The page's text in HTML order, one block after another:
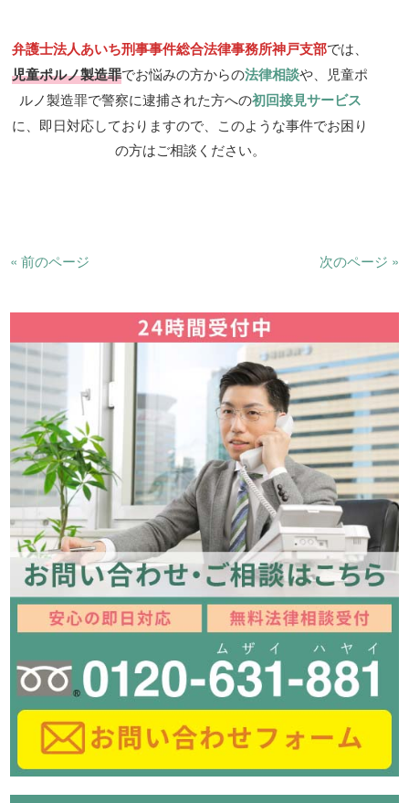
弁護士法人あいち刑事事件総合法律事務所神戸支部では、
児童ポルノ製造罪でお悩みの方からの法律相談や、児童ポ
ルノ製造罪で警察に逮捕された方への初回接見サービス
に、即日対応しておりますので、このような事件でお困り
の方はご相談ください。
« 前のページ 次のページ »